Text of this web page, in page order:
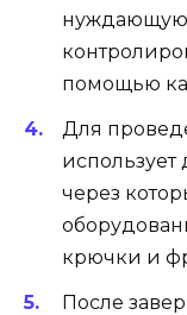
помощью
Для
через
крючки и
После